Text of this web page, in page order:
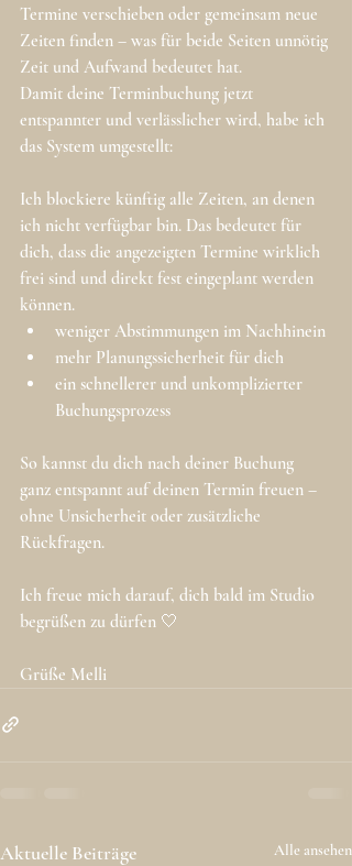
Termine verschieben oder gemeinsam neue
Zeiten finden – was für beide Seiten unnötig
Zeit und Aufwand bedeutet hat.
Damit deine Terminbuchung jetzt
entspannter und verlässlicher wird, habe ich
das System umgestellt:
Ich blockiere künftig alle Zeiten, an denen
ich nicht verfügbar bin. Das bedeutet für
dich, dass die angezeigten Termine wirklich
frei sind und direkt fest eingeplant werden
können.
weniger Abstimmungen im Nachhinein
mehr Planungssicherheit für dich
ein schnellerer und unkomplizierter
Buchungsprozess
So kannst du dich nach deiner Buchung
ganz entspannt auf deinen Termin freuen –
ohne Unsicherheit oder zusätzliche
Rückfragen.
Ich freue mich darauf, dich bald im Studio
begrüßen zu dürfen 🤍
Grüße Melli
Aktuelle Beiträge Alle ansehen